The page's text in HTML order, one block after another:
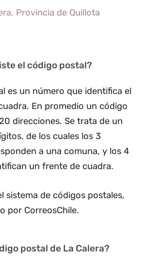
Provincia de Quillota
el código postal?
es un número que identifica el
En promedio un código
direcciones. Se trata de un
de los cuales los 3
a una comuna, y los 4
un frente de cuadra.
sistema de códigos postales,
por CorreosChile.
postal de La Calera?